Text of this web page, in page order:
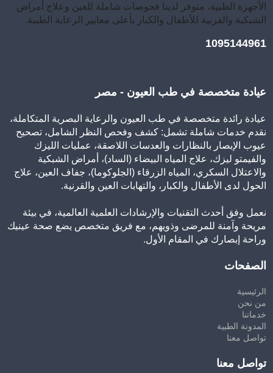
الأجهزة الطبية، متوفر لدينا فحوصات شاملة للعين وعلاج أمراض
الشبكية والقرنية للأطفال والكبار بأعلى معايير الرعاية الطبية.
1095144961
عيادة متخصصة في طب العيون - مصر
عيادة رائدة متخصصة في طب العيون والرعاية البصرية المتكاملة،
نقدم خدمات شاملة تشمل: كشف وفحص النظر الشامل، تصحيح
عيوب الإبصار بالنظارات والعدسات اللاصقة، عمليات الليزك
والفيمتو ليزك، علاج المياه البيضاء (الساد)، أمراض الشبكية
والاعتلال السكري، المياه الزرقاء (الجلوكوما)، جفاف العين، علاج
الحول لدى الأطفال والكبار، والتهابات العين والقرنية.
نعمل وفق أحدث التقنيات والإرشادات العلمية العالمية، في بيئة
مريحة وآمنة للمرضى وذويهم، مع فريق متخصص يضع صحة عينيك
وراحة إبصارك في المقام الأول.
الصفحات
الرئيسية
من نحن
خدماتنا
المدونة الطبية
تواصل معنا
تواصل معنا